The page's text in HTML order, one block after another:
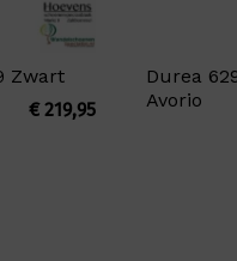
Zwart
€219,95
Durea
Avorio